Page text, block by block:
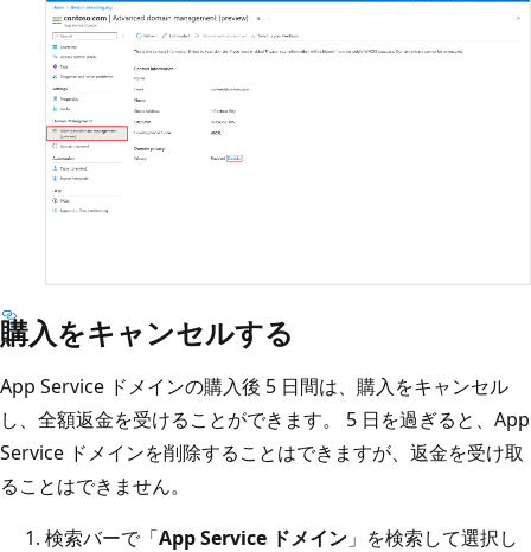
購入をキャンセルする
App Service ドメインの購入後 5 日間は、購入をキャンセル
し、全額返金を受けることができます。 5 日を過ぎると、App
Service ドメインを削除することはできますが、返金を受け取
ることはできません。
検索バーで「App Service ドメイン 」を検索して選択し